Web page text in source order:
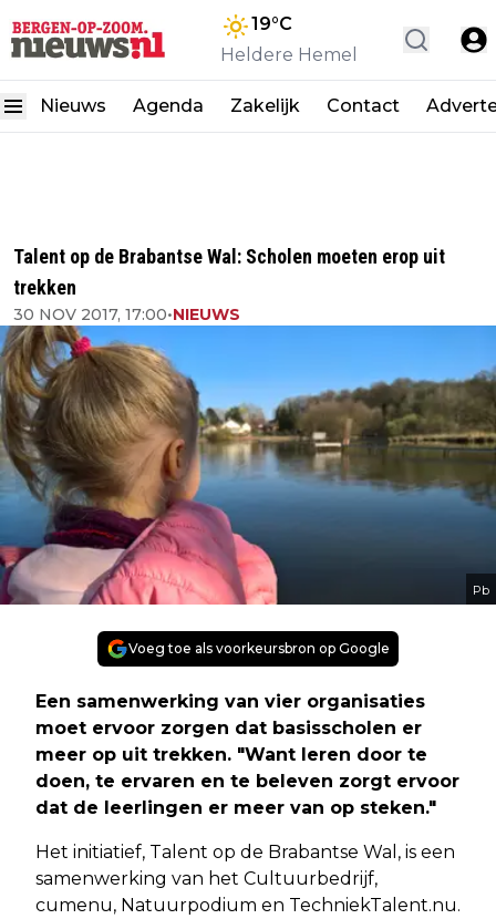
19°C
Heldere Hemel
Nieuws Agenda Zakelijk Contact
Talent op de Brabantse Wal: Scholen moeten erop uit
trekken
30 NOV 2017, 17:00•NIEUWS
Pb
Voeg toe als voorkeursbron op Google
Een samenwerking van vier organisaties
moet ervoor zorgen dat basisscholen er
meer op uit trekken. "Want leren door te
doen, te ervaren en te beleven zorgt ervoor
dat de leerlingen er meer van op steken."
Het initiatief, Talent op de Brabantse Wal, is een
samenwerking van het Cultuurbedrijf,
cumenu, Natuurpodium en TechniekTalent.nu.